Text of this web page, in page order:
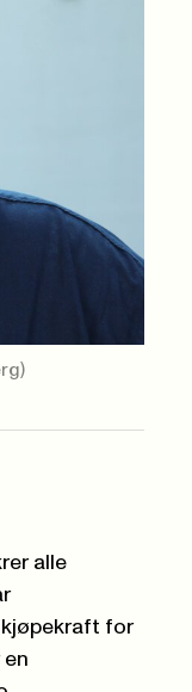
alle
kjøpekraft for